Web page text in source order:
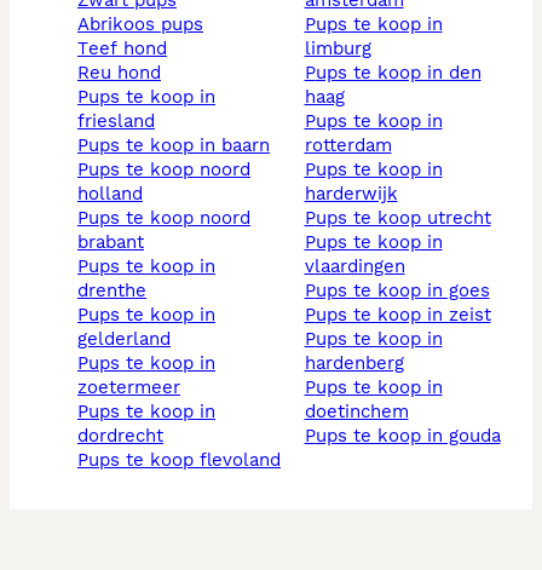
abrikoos pups
teef hond
reu hond
pups te koop in
friesland
pups te koop in baarn
pups te koop noord
holland
pups te koop noord
brabant
pups te koop in
drenthe
pups te koop in
gelderland
pups te koop in
zoetermeer
pups te koop in
dordrecht
pups te koop flevoland
pups te koop in
limburg
pups te koop in den
haag
pups te koop in
rotterdam
pups te koop in
harderwijk
pups te koop utrecht
pups te koop in
vlaardingen
pups te koop in goes
pups te koop in zeist
pups te koop in
hardenberg
pups te koop in
doetinchem
pups te koop in gouda